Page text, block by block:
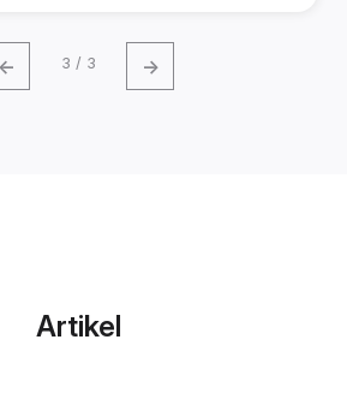
← 3 / 3 →
Artikel